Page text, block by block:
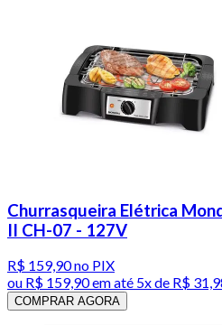
Churrasqueira Elétrica
II CH-07 - 127V
R$ 159,90no PIX
ou R$ 159,90em até 5x de R$
COMPRAR AGORA